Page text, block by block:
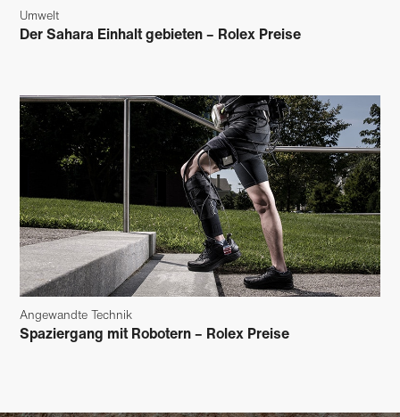
Umwelt
Der Sahara Einhalt gebieten – Rolex Preise
Angewandte Technik
Spaziergang mit Robotern – Rolex Preise